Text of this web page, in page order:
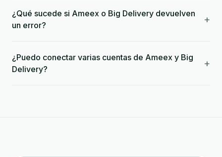
¿Qué sucede si Ameex o Big Delivery devuelven
un error?
+
¿Puedo conectar varias cuentas de Ameex y Big
Delivery?
+